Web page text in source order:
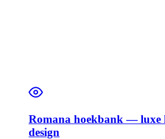
Romana hoekbank — luxe
design